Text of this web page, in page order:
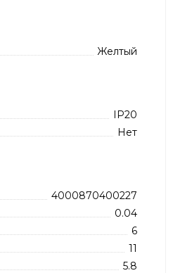
Желтый
IP20
Нет
4000870400227
0.04
6
11
5.8